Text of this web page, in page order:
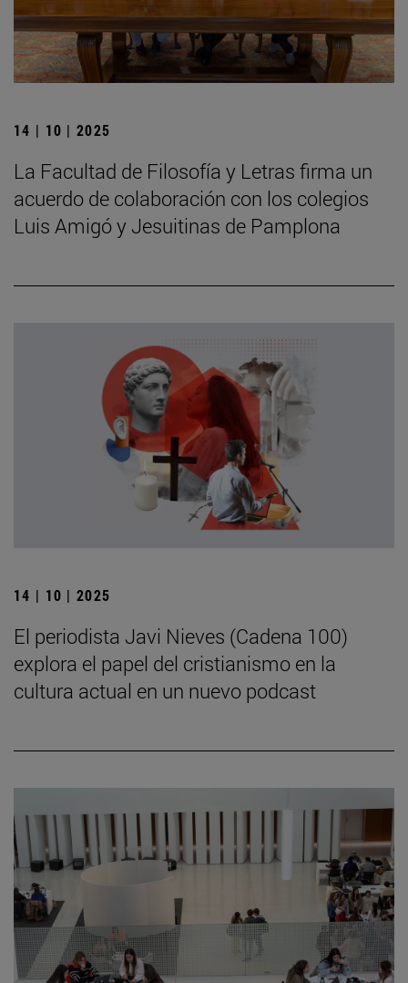
14 | 10 | 2025
La Facultad de Filosofía y Letras firma un
acuerdo de colaboración con los colegios
Luis Amigó y Jesuitinas de Pamplona
14 | 10 | 2025
El periodista Javi Nieves (Cadena 100)
explora el papel del cristianismo en la
cultura actual en un nuevo podcast